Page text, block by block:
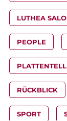
LUTHEA
PEOPLE
RÜCKBLICK
SPORT